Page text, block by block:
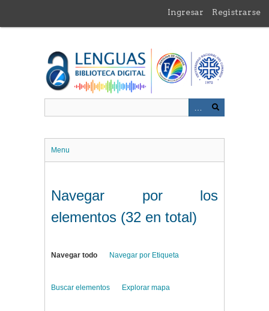
contenido
Ingresar Registrarse
Menu
Navegar por los
elementos (32 en total)
Navegar todo Navegar por Etiqueta
Buscar elementos Explorar mapa